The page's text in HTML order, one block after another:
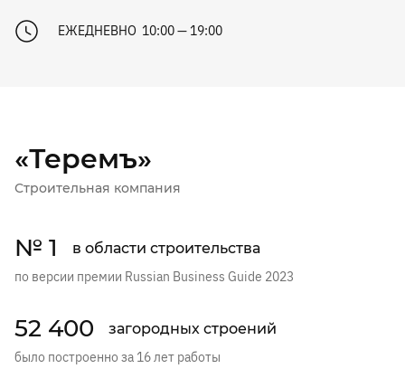
ЕЖЕДНЕВНО 10:00 — 19:00
«Теремъ»
Строительная компания
№ 1 в области строительства
по версии премии Russian Business Guide 2023
52 400 загородных строений
было построенно за 16 лет работы